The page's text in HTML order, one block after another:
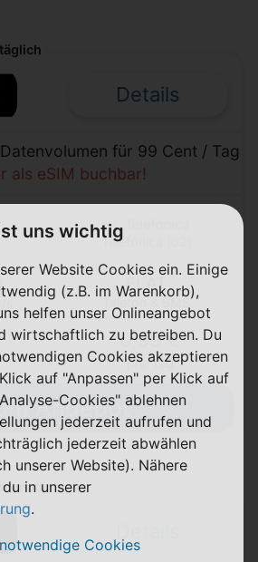
Details
für 99 Cent / Tag
als eSIM buchbar!
Telefónica (o2)
FLAT
Telefon & SMS
0,99 €
pro Tag
Angebot
uns wichtig
Website Cookies ein. Einige
(z.B. im Warenkorb),
helfen unser Onlineangebot
wirtschaftlich zu betreiben. Du
Cookies akzeptieren
auf "Anpassen" per Klick auf
Cookies" ablehnen
jederzeit aufrufen und
jederzeit abwählen
unserer Website). Nähere
in unserer
.
Cookies